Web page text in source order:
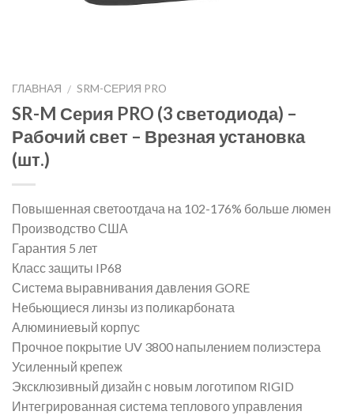
ГЛАВНАЯ / SRM-СЕРИЯ PRO
SR-M Серия PRO (3 светодиода) –
Рабочий свет – Врезная установка
(шт.)
Повышенная светоотдача на 102-176% больше люмен
Производство США
Гарантия 5 лет
Класс защиты IP68
Система выравнивания давления GORE
Небьющиеся линзы из поликарбоната
Алюминиевый корпус
Прочное покрытие UV 3800 напылением полиэстера
Усиленный крепеж
Эксклюзивный дизайн с новым логотипом RIGID
Интегрированная система теплового управления